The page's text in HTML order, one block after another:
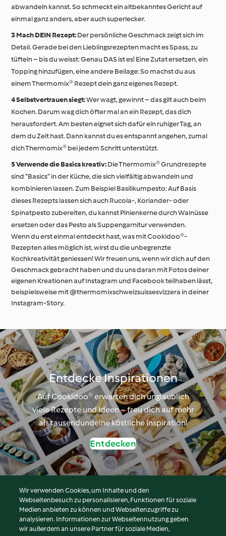
abwandeln kannst. So schmeckt ein altbekanntes Gericht auf
einmal ganz anders, aber auch superlecker.
Mach DEIN Rezept:Der persönliche Geschmack zeigt sich im
Detail. Gerade bei den Lieblingsrezepten macht es Spass, zu
tüfteln – bis du weisst: Genau DAS ist es! Eine Zutat ersetzen, ein
Topping hinzufügen, eine andere Beilage: So machst du aus
einem Thermomix® Rezept dein ganz eigenes Rezept.
Selbstvertrauen siegt:Wer wagt, gewinnt – das gilt auch beim
Kochen. Darum wag dich öfter mal an ein Rezept, das dich
herausfordert. Am besten eignet sich dafür ein ruhiger Tag, an
dem du Zeit hast. Dann kannst du es entspannt angehen, zumal
dich Thermomix® bei jedem Schritt unterstützt.
Verwende die Basics kreativ:Die Thermomix® Grundrezepte
sind “Basics” in der Küche, die sich vielfältig abwandeln und
kombinieren lassen. Zum Beispiel Basilikumpesto: Auf Basis
dieses Rezepts lassen sich auch Rucola-, Koriander- oder
Spinatpesto zubereiten, du kannst Pinienkerne durch Walnüsse
ersetzen oder das Pesto als Suppengarnitur verwenden.
Wenn du erst einmal entdeckt hast, was mit Cookidoo®-
Rezepten alles möglich ist, wirst du die unbegrenzte
Kochkreativität geniessen! Wir freuen uns, wenn wir dich auf den
Geschmack gebracht haben und du uns daran mit Fotos deiner
eigenen Kreationen auf Instagram und Facebook teilhaben lässt,
beispielsweise mit @thermomixschweizsuissesvizzera in deiner
Instagram-Story.
Entdecke Inspirationen
Auf Cookidoo® erwarten dich unglaublich
viele Rezepte und Ideen – freu dich auf mehr
als tausendundeine köstliche Inspiration!
Entdecken
© Copyright 2026
Nutzungsbedingungen
Wir verwenden Cookies, um Inhalte und den
Webseitenbesuch zu personalisieren, Funktionen für soziale
Medien anbieten zu können und Webseitenzugriffe zu
analysieren. Informationen zur Webseitennutzung geben
wir außerdem an unsere Partner für soziale Medien,